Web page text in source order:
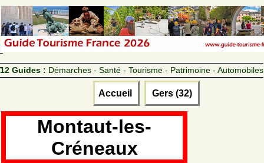
12 Guides : Démarches - Santé - Tourisme - Patrimoine - Automobiles
Accueil Gers (32)
Montaut-les-
Créneaux